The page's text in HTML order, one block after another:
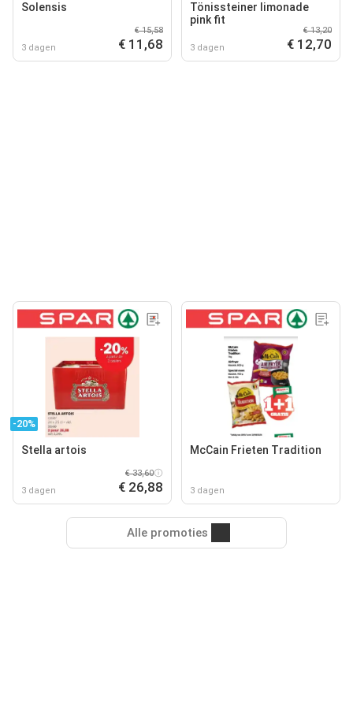
Solensis
3 dagen
€ 15,58
€ 11,68
Tönissteiner limonade
pink fit
3 dagen
€ 13,20
€ 12,70
-20%
Stella artois
3 dagen
€ 33,60
€ 26,88
McCain Frieten Tradition
3 dagen
Alle promoties